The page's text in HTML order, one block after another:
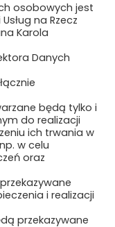
SP. Z
osobowych jest
na Rzecz
Karola
Danych
będą tylko i
do realizacji
ich trwania w
w celu
oraz
i realizacji
przekazywane